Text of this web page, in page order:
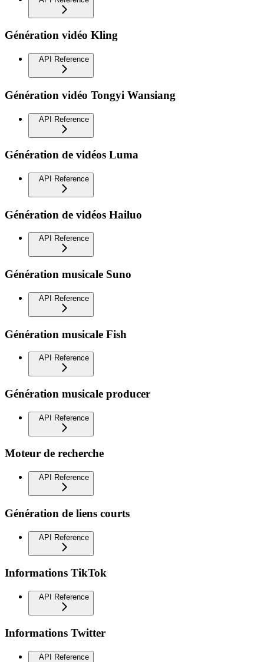
Génération vidéo Kling
API Reference
Génération vidéo Tongyi Wansiang
API Reference
Génération de vidéos Luma
API Reference
Génération de vidéos Hailuo
API Reference
Génération musicale Suno
API Reference
Génération musicale Fish
API Reference
Génération musicale producer
API Reference
Moteur de recherche
API Reference
Génération de liens courts
API Reference
Informations TikTok
API Reference
Informations Twitter
API Reference